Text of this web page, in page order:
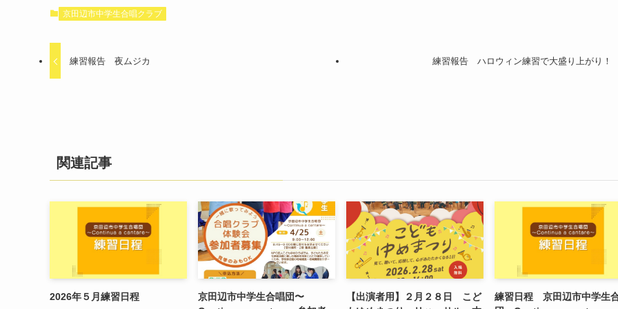
京田辺市中学生合唱クラブ
練習報告 夜ムジカ 練習報告 ハロウィン練習で大盛り上がり！
関連記事
2026年５月練習日程
京田辺市中学生合唱団〜
【出演者用】２月２８日 こど
練習日程 京田辺市中学生